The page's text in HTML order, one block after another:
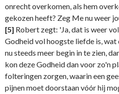
onrecht overkomen, als hem
gekozen heeft? Zeg Me nu weer
[5] Robert zegt: 'Ja, dat is weer
Godheid vol hoogste liefde is,
nu steeds meer begin in te zien,
kon deze Godheid dan voor zo'n
folteringen zorgen, waarin een
pijnen moet doorstaan vóór hij